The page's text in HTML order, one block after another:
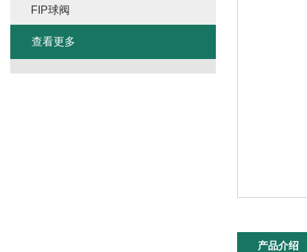
产品介绍
FIP球阀
查看更多